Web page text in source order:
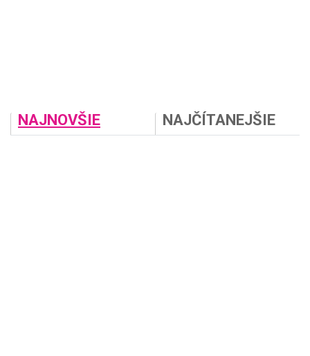
NAJNOVŠIE NAJČÍTANEJŠIE